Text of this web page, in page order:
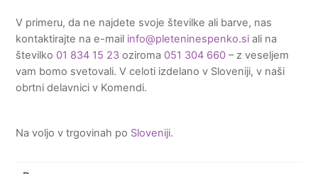
V primeru, da ne najdete svoje številke ali barve, nas
kontaktirajte na e-mail info@pleteninespenko.si ali na
številko 01 834 15 23 oziroma 051 304 660 – z veseljem
vam bomo svetovali. V celoti izdelano v Sloveniji, v naši
obrtni delavnici v Komendi.
Na voljo v trgovinah po Sloveniji.